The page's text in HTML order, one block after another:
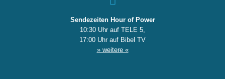
Sendezeiten Hour of Power
10:30 Uhr auf TELE 5,
17:00 Uhr auf Bibel TV
» weitere «